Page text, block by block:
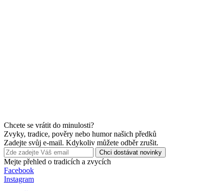
Chcete se vrátit do minulosti?
Zvyky, tradice, pověry nebo humor našich předků
Zadejte svůj e-mail. Kdykoliv můžete odběr zrušit.
Chci dostávat novinky
Mejte přehled o tradicích a zvycích
Facebook
Instagram